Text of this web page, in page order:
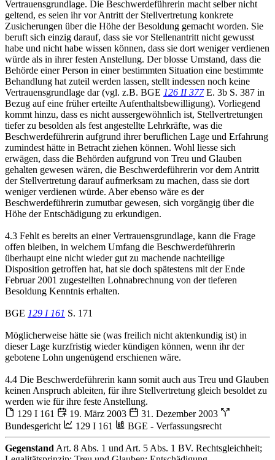
Vertrauensgrundlage. Die Beschwerdeführerin macht selber nicht
geltend, es seien ihr vor Antritt der Stellvertretung konkrete
Zusicherungen über die Höhe der Besoldung gemacht worden. Sie
beruft sich einzig darauf, dass sie vor Stellenantritt nicht gewusst
habe und nicht habe wissen können, dass sie dort weniger verdienen
würde als in ihrer festen Anstellung. Der blosse Umstand, dass die
Behörde einer Person in einer bestimmten Situation eine bestimmte
Behandlung hat zuteil werden lassen, stellt indessen noch keine
Vertrauensgrundlage dar (vgl. z.B. BGE 126 II 377E. 3b S. 387 in
Bezug auf eine früher erteilte Aufenthaltsbewilligung). Vorliegend
kommt hinzu, dass es nicht aussergewöhnlich ist, Stellvertretungen
tiefer zu besolden als fest angestellte Lehrkräfte, was die
Beschwerdeführerin aufgrund ihrer beruflichen Lage und Erfahrung
zumindest hätte in Betracht ziehen können. Wohl liesse sich
erwägen, dass die Behörden aufgrund von Treu und Glauben
gehalten gewesen wären, die Beschwerdeführerin vor dem Antritt
der Stellvertretung darauf aufmerksam zu machen, dass sie dort
weniger verdienen würde. Aber ebenso wäre es der
Beschwerdeführerin zumutbar gewesen, sich vorgängig über die
Höhe der Entschädigung zu erkundigen.
4.3 Fehlt es bereits an einer Vertrauensgrundlage, kann die Frage
offen bleiben, in welchem Umfang die Beschwerdeführerin
überhaupt eine nicht wieder gut zu machende nachteilige
Disposition getroffen hat, hat sie doch spätestens mit der Ende
Februar 2001 zugestellten Lohnabrechnung von der tieferen
Besoldung Kenntnis erhalten.
BGE 129 I 161 S. 171
Möglicherweise hätte sie (was freilich nicht aktenkundig ist) in
dieser Lage kurzfristig wieder kündigen können, wenn ihr der
gebotene Lohn ungenügend erschienen wäre.
4.4 Die Beschwerdeführerin kann somit auch aus Treu und Glauben
keinen Anspruch ableiten, für ihre Stellvertretung gleich besoldet zu
werden wie für ihre feste Anstellung.
129 I 161
19. März 2003
31. Dezember 2003
Bundesgericht
129 I 161 BGE - Verfassungsrecht
Gegenstand Art. 8 Abs. 1 und Art. 5 Abs. 1 BV. Rechtsgleichheit;